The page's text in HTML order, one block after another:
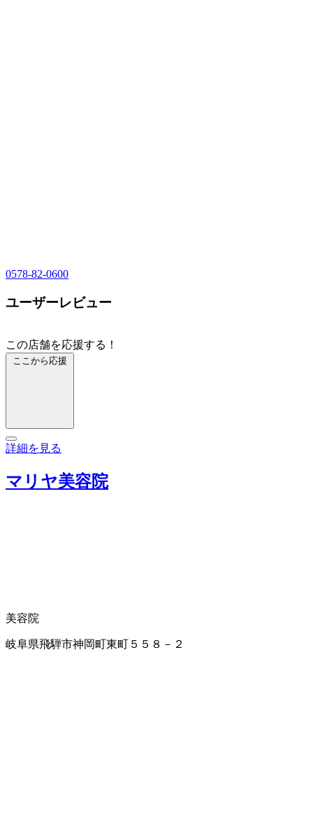
0578-82-0600
ユーザーレビュー
この店舗を応援する！
ここから応援
詳細を見る
マリヤ美容院
美容院
岐阜県飛騨市神岡町東町５５８－２